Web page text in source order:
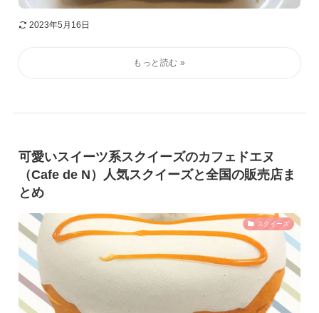
2023年5月16日
可愛いスイーツ系スクイーズのカフェドエヌ
（Cafe de N）人気スクイーズと全国の販売店ま
とめ
スクイーズ